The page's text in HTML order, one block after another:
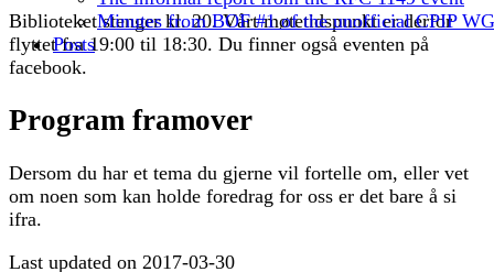
Minutes from BOF #1 of the unofficial CPIP WG
Posts
Biblioteket stenger kl. 20. Vårt møtetidspunkt er derfor
flyttet fra 19:00 til 18:30. Du finner også eventen på
facebook.
Program framover
Dersom du har et tema du gjerne vil fortelle om, eller vet
om noen som kan holde foredrag for oss er det bare å si
ifra.
Last updated on 2017-03-30